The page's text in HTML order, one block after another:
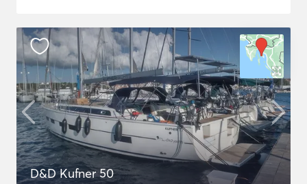
D&D Kufner 50